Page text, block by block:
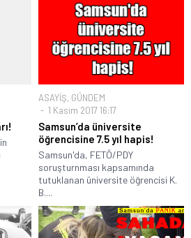
ASAYİŞ, GÜNDEM
1 Kasım 2017 16:17
Samsun’da üniversite
öğrencisine 7.5 yıl hapis!
Samsun'da, FETÖ/PDY
soruşturnması kapsamında
tutuklanan üniversite öğrencisi K.
B....